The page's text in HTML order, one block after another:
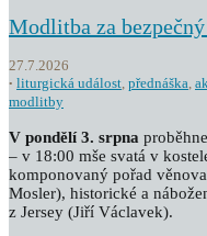
Modlitba za
27.7.2026
liturgická událost, přednáška,
modlitby
V pondělí 3. srpna
– v 18:00 mše svatá v
komponovaný pořad
Mosler), historické a
z Jersey (Jiří Václavek).